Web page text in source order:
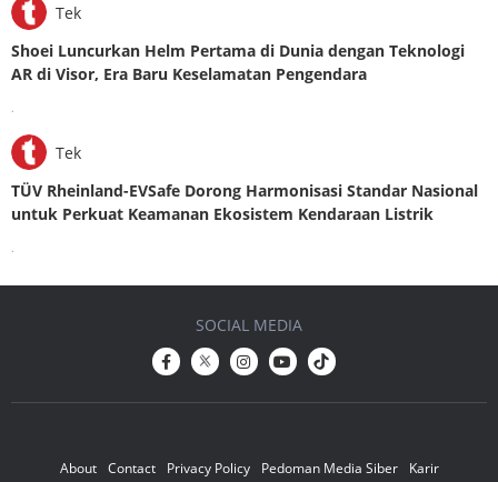
Tek
Shoei Luncurkan Helm Pertama di Dunia dengan Teknologi
AR di Visor, Era Baru Keselamatan Pengendara
.
Tek
TÜV Rheinland-EVSafe Dorong Harmonisasi Standar Nasional
untuk Perkuat Keamanan Ekosistem Kendaraan Listrik
.
About Contact Privacy Policy Pedoman Media Siber Karir
SOCIAL MEDIA